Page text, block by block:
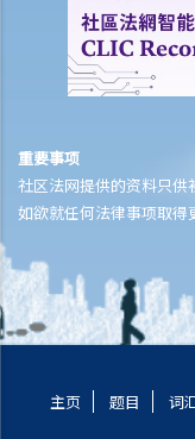
的身分证副本？
8. 当我申请成为银行/
副本？
10. 别人可在甚么情况下
码或病人编号)?
11. 私隐专员公署之投
12. 私隐专员公署之投
费用。旅行社在处理有
证副本。这是否属过份
重要事项
社区法网提供的资料只
如欲就任何法律事项取得
主页 题目 词